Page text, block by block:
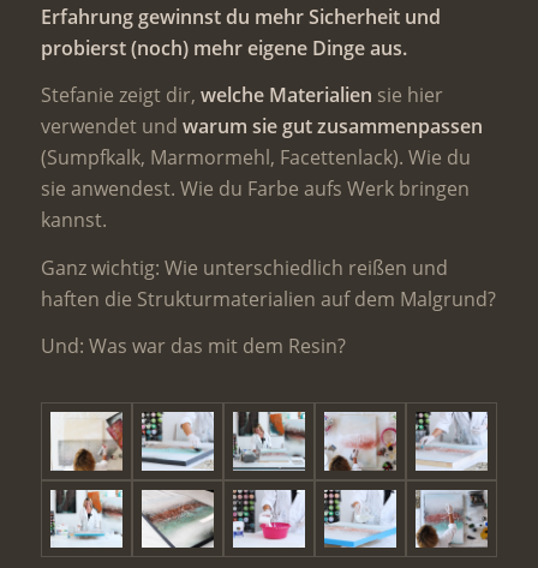
Erfahrung gewinnst du mehr Sicherheit und
probierst (noch) mehr eigene Dinge aus.
Stefanie zeigt dir, welche Materialien sie hier
verwendet und warum sie gut zusammenpassen
(Sumpfkalk, Marmormehl, Facettenlack). Wie du
sie anwendest. Wie du Farbe aufs Werk bringen
kannst.
Ganz wichtig: Wie unterschiedlich reißen und
haften die Strukturmaterialien auf dem Malgrund?
Und: Was war das mit dem Resin?